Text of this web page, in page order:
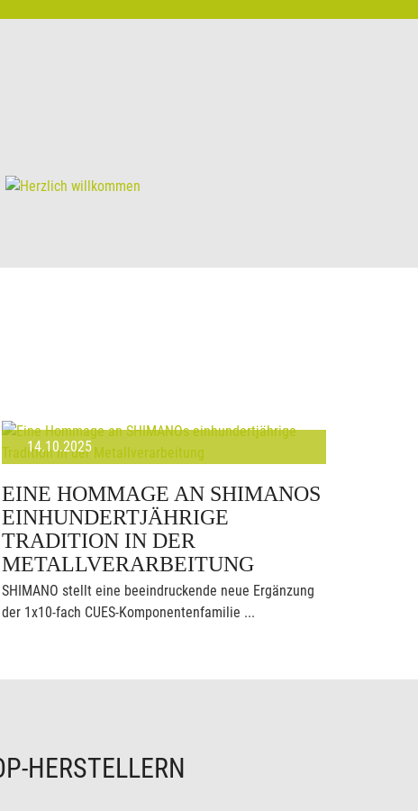
14.10.2025
EINE HOMMAGE AN SHIMANOS
EINHUNDERTJÄHRIGE
TRADITION IN DER
METALLVERARBEITUNG
SHIMANO stellt eine beeindruckende neue Ergänzung
der 1x10-fach CUES-Komponentenfamilie ...
HERSTELLERN